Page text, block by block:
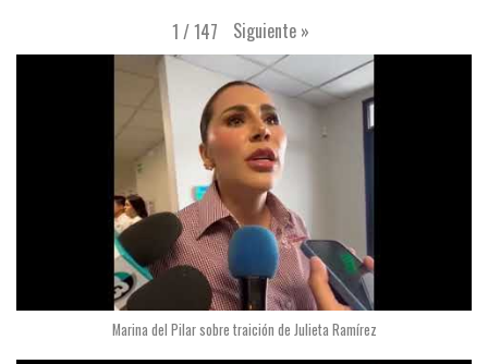
1 /147 Siguiente »
Marina del Pilar sobre traición de Julieta Ramírez